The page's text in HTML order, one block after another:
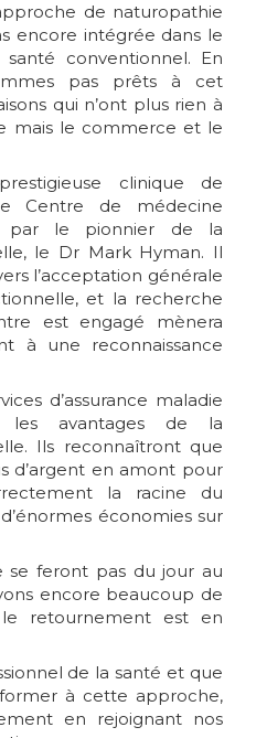
de naturopathie
encore intégrée dans le
conventionnel. En
pas prêts à cet
qui n’ont plus rien à
mais le commerce et le
clinique de
Centre de médecine
par le pionnier de la
le Dr Mark Hyman. Il
l’acceptation générale
et la recherche
est engagé mènera
à une reconnaissance
d’assurance maladie
les avantages de la
Ils reconnaîtront que
d’argent en amont pour
la racine du
économies sur
se feront pas du jour au
encore beaucoup de
retournement est en
de la santé et que
à cette approche,
en rejoignant nos